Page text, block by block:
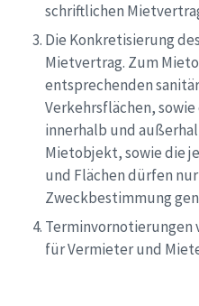
schriftlichen
Die Konkretisierung
Mietvertrag. Zum
entsprechenden
Verkehrsflächen,
innerhalb und
Mietobjekt, sowie die
und Flächen dürfen
Zweckbestimmung
Terminvornotierungen
für Vermieter und